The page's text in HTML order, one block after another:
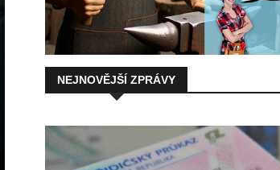
NEJNOVĚJŠÍ ZPRÁVY